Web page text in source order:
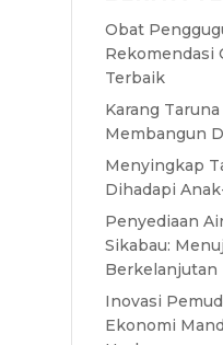
Obat
Rekomendasi
Terbaik
Karang
Membangun
Menyingkap
Dihadapi
Penyediaan
Sikabau:
Berkelanjutan
Inovasi
Ekonomi